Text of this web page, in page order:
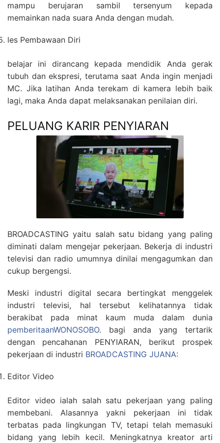
mampu berujaran sambil tersenyum kepada
memainkan nada suara Anda dengan mudah.
les Pembawaan Diri
belajar ini dirancang kepada mendidik Anda gerak
tubuh dan ekspresi, terutama saat Anda ingin menjadi
MC. Jika latihan Anda terekam di kamera lebih baik
lagi, maka Anda dapat melaksanakan penilaian diri.
PELUANG KARIR PENYIARAN
BROADCASTING yaitu salah satu bidang yang paling
diminati dalam mengejar pekerjaan. Bekerja di industri
televisi dan radio umumnya dinilai mengagumkan dan
cukup bergengsi.
Meski industri digital secara bertingkat menggelek
industri televisi, hal tersebut kelihatannya tidak
berakibat pada minat kaum muda dalam dunia
pemberitaanWONOSOBO. bagi anda yang tertarik
dengan pencahanan PENYIARAN, berikut prospek
pekerjaan di industri BROADCASTING JUANA:
Editor Video
Editor video ialah salah satu pekerjaan yang paling
membebani. Alasannya yakni pekerjaan ini tidak
terbatas pada lingkungan TV, tetapi telah memasuki
bidang yang lebih kecil. Meningkatnya kreator arti